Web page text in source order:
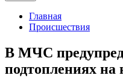
Главная
Происшествия
В МЧС
подтоплениях на